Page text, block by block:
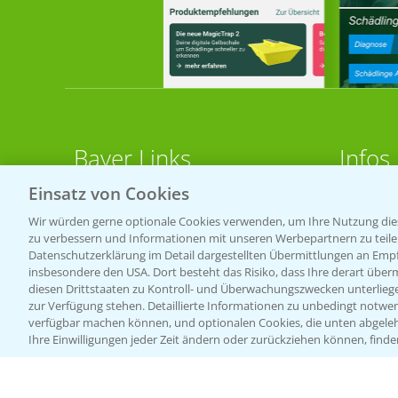
Bayer Links
Bayer Global
Bayer CropScience World
Bayer Karriere
Bayer CropScience Austria
Bayer CropScience Schweiz
Presse
Infos
Apps
Einsatz von Cookies
Wir würden gerne optionale Cookies verwenden, um Ihre Nutzung
zu verbessern und Informationen mit unseren Werbepartnern zu
Datenschutzerklärung im Detail dargestellten Übermittlungen an
insbesondere den USA. Dort besteht das Risiko, dass Ihre derart
diesen Drittstaaten zu Kontroll- und Überwachungszwecken
zur Verfügung stehen. Detaillierte Informationen zu unbedingt
verfügbar machen können, und optionalen Cookies, die unten
Ihre Einwilligungen jeder Zeit ändern oder zurückziehen können,